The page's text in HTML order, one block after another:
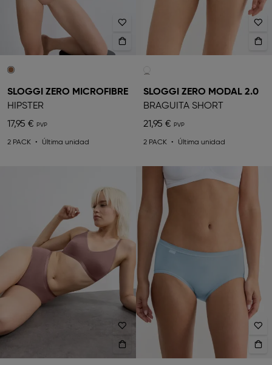
SLOGGI ZERO MICROFIBRE
HIPSTER
17,95 €
2 PACK Última unidad
SLOGGI ZERO MODAL 2.0
BRAGUITA SHORT
21,95 €
2 PACK Última unidad